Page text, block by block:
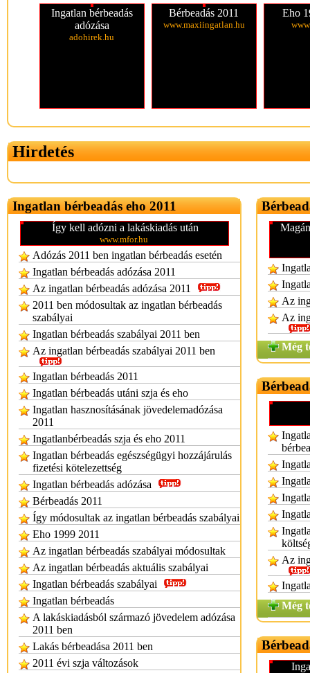
Ingatlan bérbeadás
adózása
adohirek.hu
Bérbeadás 2011
www.maxiingatlan.hu
Eho
Hirdetés
Ingatlan bérbeadás eho 2011
Így kell adózni a lakáskiadás után
www.mfor.hu
Adózás 2011 ben ingatlan bérbeadás esetén
Ingatlan bérbeadás adózása 2011
Az ingatlan bérbeadás adózása 2011
2011 ben módosultak az ingatlan bérbeadás
szabályai
Ingatlan bérbeadás szabályai 2011 ben
Az ingatlan bérbeadás szabályai 2011 ben
Ingatlan bérbeadás 2011
Ingatlan bérbeadás utáni szja és eho
Ingatlan hasznosításának jövedelemadózása
2011
Ingatlanbérbeadás szja és eho 2011
Ingatlan bérbeadás egészségügyi hozzájárulás
fizetési kötelezettség
Ingatlan bérbeadás adózása
Bérbeadás 2011
Így módosultak az ingatlan bérbeadás szabályai
Eho 1999 2011
Az ingatlan bérbeadás szabályai módosultak
Az ingatlan bérbeadás aktuális szabályai
Ingatlan bérbeadás szabályai
Ingatlan bérbeadás
A lakáskiadásból származó jövedelem adózása
2011 ben
Lakás bérbeadása 2011 ben
2011 évi szja változások
Az
Az
Még
Az
Még